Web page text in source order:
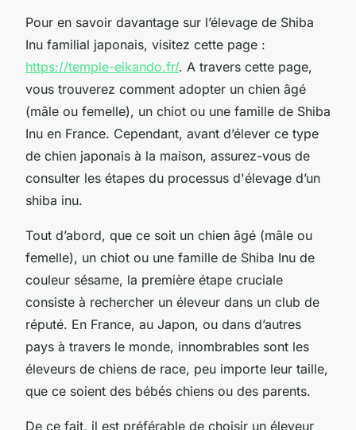
Pour en savoir davantage sur l’élevage de Shiba
Inu familial japonais, visitez cette page :
https://temple-eikando.fr/. A travers cette page,
vous trouverez comment adopter un chien âgé
(mâle ou femelle), un chiot ou une famille de Shiba
Inu en France. Cependant, avant d’élever ce type
de chien japonais à la maison, assurez-vous de
consulter les étapes du processus d'élevage d’un
shiba inu.
Tout d’abord, que ce soit un chien âgé (mâle ou
femelle), un chiot ou une famille de Shiba Inu de
couleur sésame, la première étape cruciale
consiste à rechercher un éleveur dans un club de
réputé. En France, au Japon, ou dans d’autres
pays à travers le monde, innombrables sont les
éleveurs de chiens de race, peu importe leur taille,
que ce soient des bébés chiens ou des parents.
De ce fait, il est préférable de choisir un éleveur